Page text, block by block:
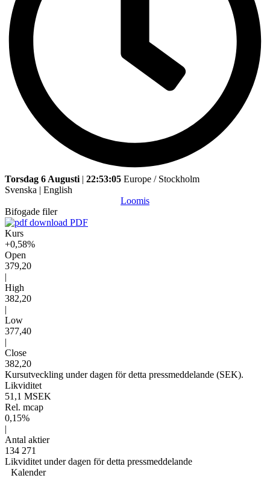
Torsdag 6 Augusti | 22:53:05 Europe / Stockholm
Svenska | English
Loomis
Bifogade filer
PDF
Kurs
+0,58%
Open
379,20
|
High
382,20
|
Low
377,40
|
Close
382,20
Kursutveckling under dagen för detta pressmeddelande (SEK).
Likviditet
51,1 MSEK
Rel. mcap
0,15%
|
Antal aktier
134 271
Likviditet under dagen för detta pressmeddelande
Kalender